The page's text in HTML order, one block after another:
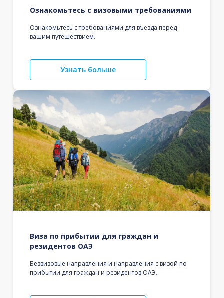
Ознакомьтесь с визовыми требованиями
Ознакомьтесь с требованиями для въезда перед
вашим путешествием.
Узнать больше
Виза по прибытии для граждан и
резидентов ОАЭ
Безвизовые направления и направления с визой по
прибытии для граждан и резидентов ОАЭ.